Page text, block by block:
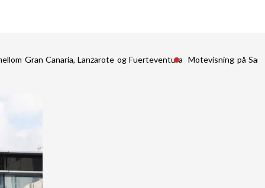
Gran Canaria, Lanzarote og Fuerteventura Motevisning på